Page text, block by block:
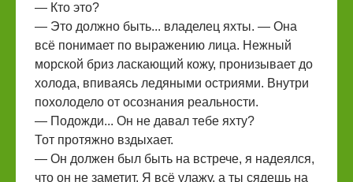
— Кто это?
— Это должно быть... владелец яхты. — Она
всё понимает по выражению лица. Нежный
морской бриз ласкающий кожу, пронизывает до
холода, впиваясь ледяными остриями. Внутри
похолодело от осознания реальности.
— Подожди... Он не давал тебе яхту?
Тот протяжно вздыхает.
— Он должен был быть на встрече, я надеялся,
что он не заметит. Я всё улажу, а ты сядешь на